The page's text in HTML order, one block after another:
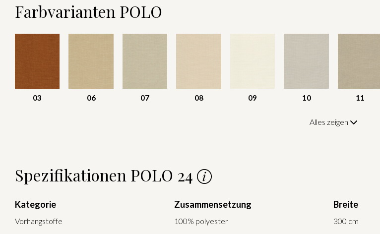
Farbvarianten POLO
03 06 07 08 09 10 11
Alles zeigen
Spezifikationen POLO 24
Kategorie
Vorhangstoffe
Zusammensetzung
100% polyester
Breite
300 cm